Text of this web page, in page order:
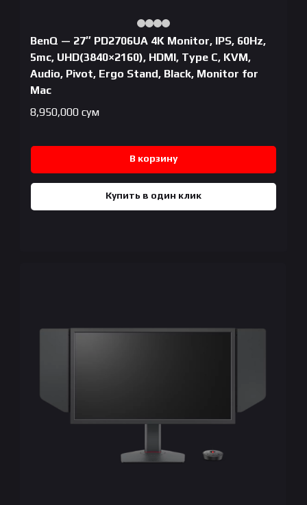
BenQ — 27″ PD2706UA 4K Monitor, IPS, 60Hz,
5mc, UHD(3840×2160), HDMI, Type C, KVM,
Audio, Pivot, Ergo Stand, Black, Monitor for
Mac
8,950,000 сум
В корзину
Купить в один клик